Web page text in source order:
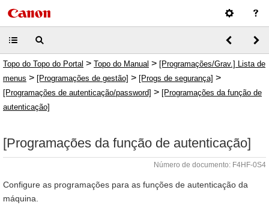
Topo do Topo do Portal > Topo do Manual > [Programações/Grav.] Lista de
menus > [Programações de gestão] > [Progs de segurança] >
[Programações de autenticação/password] > [Programações da função de
autenticação]
[Programações da função de autenticação]
Número de documento: F4HF-0S4
Configure as programações para as funções de autenticação da
máquina.